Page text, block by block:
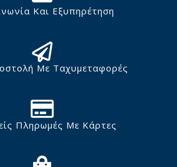
Και Εξυπηρέτηση
Με Ταχυμεταφορές
Πληρωμές Με Κάρτες